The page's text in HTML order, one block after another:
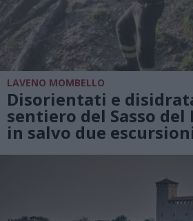
LAVENO MOMBELLO
Disorientati e
sentiero del Sasso
in salvo due